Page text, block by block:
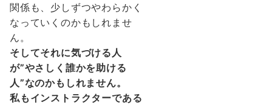
関係も、少しずつやわらかく
なっていくのかもしれませ
ん。
そしてそれに気づける人
が”やさしく誰かを助ける
人”なのかもしれません。
私もインストラクターである